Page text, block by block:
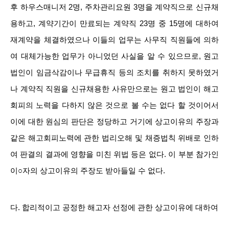
후 하우스매니저 2명, 주차관리요원 3명을 계약직으로 신규채
용하고, 계약기간이 만료되는 계약직 23명 중 15명에 대하여
재계약을 체결하였으나 이들의 업무는 사무직 직원들에 의하
여 대체가능한 업무가 아니었던 사실을 알 수 있으므로, 원고
법인이 임금삭감이나 무급휴직 등의 조치를 취하지 못하였거
나 계약직 직원을 신규채용한 사유만으로는 원고 법인이 해고
회피의 노력을 다하지 않은 것으로 볼 수는 없다 할 것이어서
이에 대한 원심의 판단은 정당하고 거기에 상고이유의 주장과
같은 해고회피노력에 관한 법리오해 및 채증법칙 위배로 인하
여 판결의 결과에 영향을 미친 위법 등은 없다. 이 부분 참가인
이○자의 상고이유의 주장도 받아들일 수 없다.
다. 합리적이고 공정한 해고자 선정에 관한 상고이유에 대하여